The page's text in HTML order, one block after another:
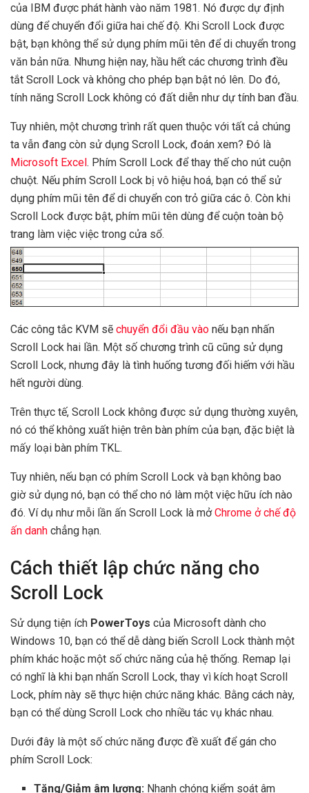
của IBM được phát hành vào năm 1981. Nó được dự định
dùng để chuyển đổi giữa hai chế độ. Khi Scroll Lock được
bật, bạn không thể sử dụng phím mũi tên để di chuyển trong
văn bản nữa. Nhưng hiện nay, hầu hết các chương trình đều
tắt Scroll Lock và không cho phép bạn bật nó lên. Do đó,
tính năng Scroll Lock không có đất diễn như dự tính ban đầu.
Tuy nhiên, một chương trình rất quen thuộc với tất cả chúng
ta vẫn đang còn sử dụng Scroll Lock, đoán xem? Đó là
Microsoft Excel. Phím Scroll Lock để thay thế cho nút cuộn
chuột. Nếu phím Scroll Lock bị vô hiệu hoá, bạn có thể sử
dụng phím mũi tên để di chuyển con trỏ giữa các ô. Còn khi
Scroll Lock được bật, phím mũi tên dùng để cuộn toàn bộ
trang làm việc việc trong cửa sổ.
Các công tắc KVM sẽ chuyển đổi đầu vào nếu bạn nhấn
Scroll Lock hai lần. Một số chương trình cũ cũng sử dụng
Scroll Lock, nhưng đây là tình huống tương đối hiếm với hầu
hết người dùng.
Trên thực tế, Scroll Lock không được sử dụng thường xuyên,
nó có thể không xuất hiện trên bàn phím của bạn, đặc biệt là
mấy loại bàn phím TKL.
Tuy nhiên, nếu bạn có phím Scroll Lock và bạn không bao
giờ sử dụng nó, bạn có thể cho nó làm một việc hữu ích nào
đó. Ví dụ như mỗi lần ấn Scroll Lock là mởChrome ở chế độ
ấn danh chẳng hạn.
Cách thiết lập chức năng cho
Scroll Lock
Sử dụng tiện ích PowerToys của Microsoft dành cho
Windows 10, bạn có thể dễ dàng biến Scroll Lock thành một
phím khác hoặc một số chức năng của hệ thống. Remap lại
có nghĩ là khi bạn nhấn Scroll Lock, thay vì kích hoạt Scroll
Lock, phím này sẽ thực hiện chức năng khác. Bằng cách này,
bạn có thể dùng Scroll Lock cho nhiều tác vụ khác nhau.
Dưới đây là một số chức năng được đề xuất để gán cho
phím Scroll Lock:
Tăng/Giảm âm lượng: Nhanh chóng kiểm soát âm